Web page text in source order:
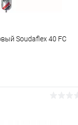
Soudaflex 40 FC